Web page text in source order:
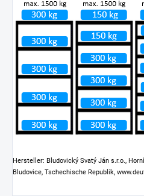
Hersteller: Bludovický Svatý Ján s.r.o.,
Bludovice, Tschechische Republik,